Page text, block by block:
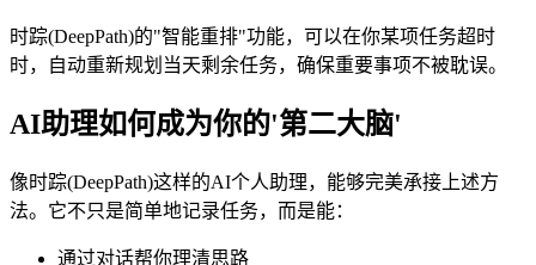
时踪(DeepPath)的"智能重排"功能，可以在你某项任务超时
时，自动重新规划当天剩余任务，确保重要事项不被耽误。
AI助理如何成为你的'第二大脑'
像时踪(DeepPath)这样的AI个人助理，能够完美承接上述方
法。它不只是简单地记录任务，而是能：
通过对话帮你理清思路